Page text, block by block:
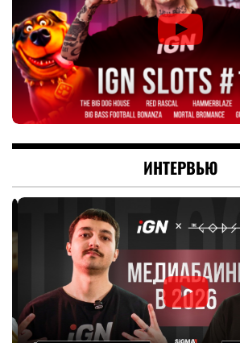
ИНТЕРВЬЮ